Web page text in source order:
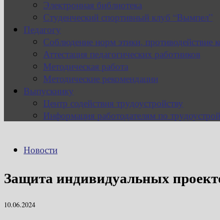
Электронная библиотека
Студенческий спортивный клуб “Вымпел”
Педагогу
Соблюдение норм этики, противодействие
Аттестация педагогических работников
Методическая работа
Методические рекомендации
Выпускнику
Центр содействия трудоустройству
Информация работодателям по
Новости
Защита индивидуальных
10.06.2024